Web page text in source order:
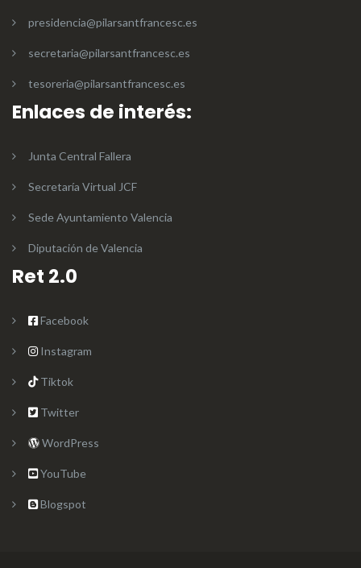
presidencia@pilarsantfrancesc.es
secretaria@pilarsantfrancesc.es
tesoreria@pilarsantfrancesc.es
Enlaces de interés:
Junta Central Fallera
Secretaría Virtual JCF
Sede Ayuntamiento Valencia
Diputación de Valencia
Ret 2.0
Facebook
Instagram
Tiktok
Twitter
WordPress
YouTube
Blogspot